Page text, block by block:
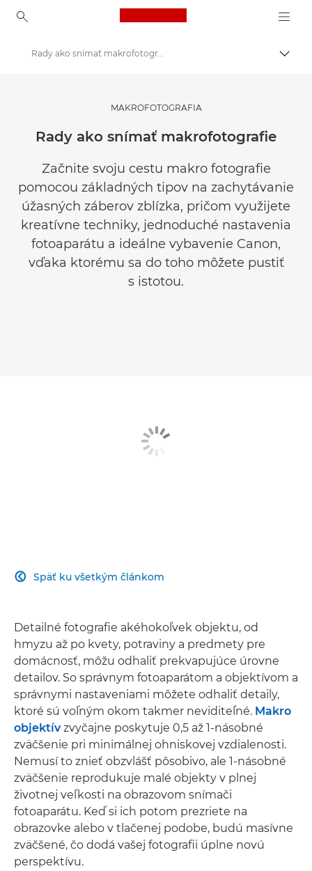
Canon Logo, back to
Inšpirujte sa | Tipy na fotografovanie, tlač a návody pre kupujúcich
Rady a techniky fotografovania a tlače
Rady ako snímať makrofotografie
MAKROFOTOGRAFIA
Rady ako snímať makrofotografie
Začnite svoju cestu makro fotografie
pomocou základných tipov na zachytávanie
úžasných záberov zblízka, pričom využijete
kreatívne techniky, jednoduché nastavenia
fotoaparátu a ideálne vybavenie Canon,
vďaka ktorému sa do toho môžete pustiť
s istotou.
Späť ku všetkým článkom

Detailné fotografie akéhokoľvek objektu, od
hmyzu až po kvety, potraviny a predmety pre
domácnosť, môžu odhaliť prekvapujúce úrovne
detailov. So správnym fotoaparátom a objektívom a
správnymi nastaveniami môžete odhaliť detaily,
ktoré sú voľným okom takmer neviditeľné. Makro
objektívzvyčajne poskytuje 0,5 až 1-násobné
zväčšenie pri minimálnej ohniskovej vzdialenosti.
Nemusí to znieť obzvlášť pôsobivo, ale 1-násobné
zväčšenie reprodukuje malé objekty v plnej
životnej veľkosti na obrazovom snímači
fotoaparátu. Keď si ich potom prezriete na
obrazovke alebo v tlačenej podobe, budú masívne
zväčšené, čo dodá vašej fotografii úplne novú
perspektívu.